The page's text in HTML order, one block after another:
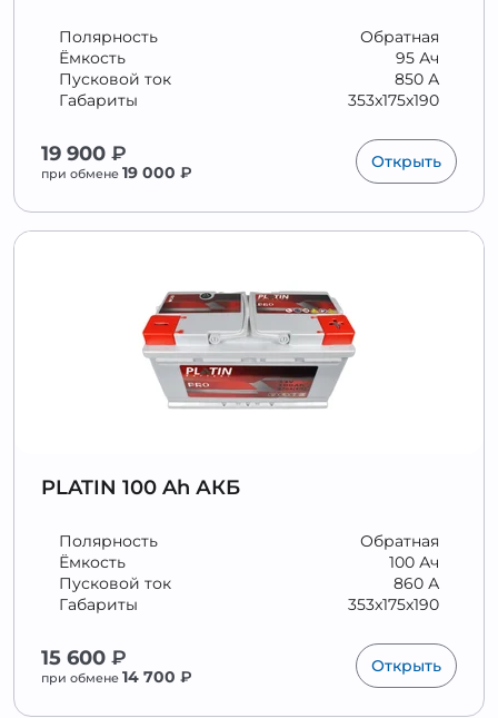
Обратная
Полярность
95 Ач
Ёмкость
850 А
Пусковой ток
353x175x190
Габариты
19 900 ₽
при обмене 19 000 ₽
Открыть
PLATIN 100 Ah АКБ
Обратная
Полярность
100 Ач
Ёмкость
860 А
Пусковой ток
353x175x190
Габариты
15 600 ₽
при обмене 14 700 ₽
Открыть